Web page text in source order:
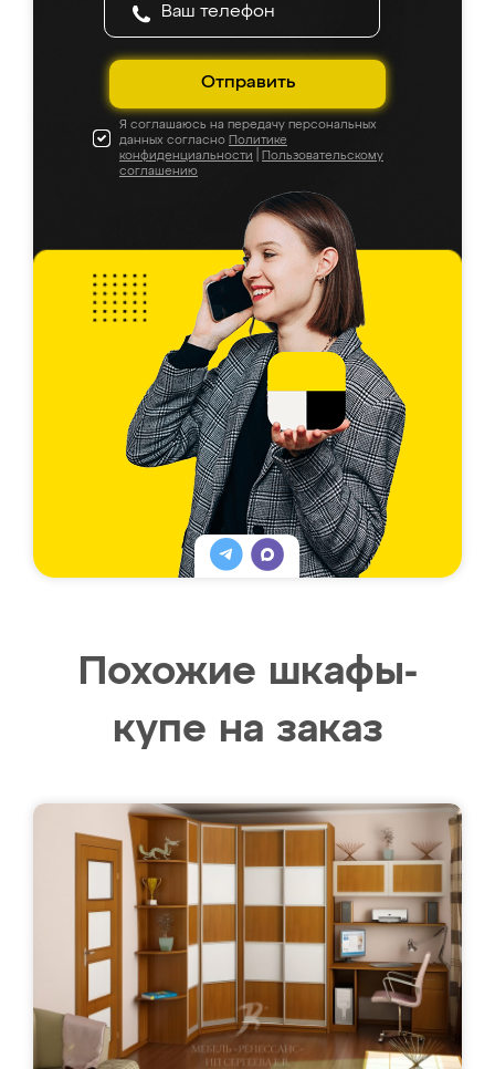
Отправить
Я соглашаюсь на передачу персональных
данных согласно Политике
конфиденциальности
Пользовательскому
соглашению
Похожие шкафы-
купе на заказ